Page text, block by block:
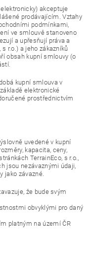
akceptuje
prodávajícím. Vztahy
podmínkami,
ve smlouvě stanoveno
a upřesňují práva a
r.o.) a jeho zákazníků
obsah kupní smlouvy (o
kupní smlouva v
elektronické
prostřednictvím
uvedené v kupní
kapacita, ceny,
TerrainEco, s r.o.,
jsou nezávaznými údaji,
jako závazné.
že bude svým
obvyklými pro daný
platným na území ČR